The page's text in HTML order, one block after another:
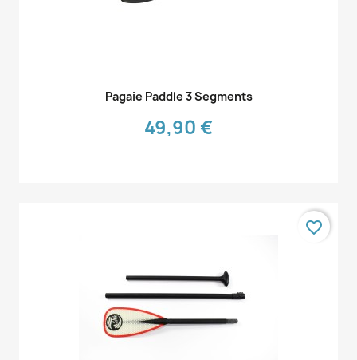
 Aperçu rapide
Pagaie Paddle 3 Segments
49,90 €
favorite_border